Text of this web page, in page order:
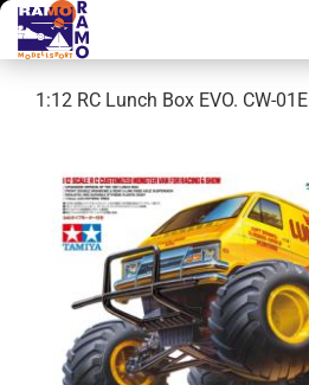
1:12 RC Lunch Box EVO. CW-01E